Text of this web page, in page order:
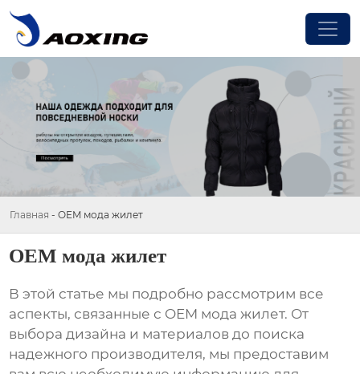
Главная - OEM мода жилет
OEM мода жилет
В этой статье мы подробно рассмотрим все
аспекты, связанные с OEM мода жилет. От
выбора дизайна и материалов до поиска
надежного производителя, мы предоставим